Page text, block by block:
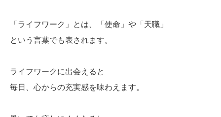
「ライフワーク」とは、「使命」や「天職」
という言葉でも表されます。
ライフワークに出会えると
毎日、心からの充実感を味わえます。